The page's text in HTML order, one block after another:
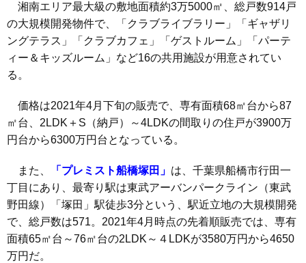
湘南エリア最大級の敷地面積約3万5000㎡、総戸数914戸
の大規模開発物件で、「クラブライブラリー」「ギャザリ
ングテラス」「クラブカフェ」「ゲストルーム」「パーテ
ィー＆キッズルーム」など16の共用施設が用意されてい
る。
価格は2021年4月下旬の販売で、専有面積68㎡台から87
㎡台、2LDK＋S（納戸）～4LDKの間取りの住戸が3900万
円台から6300万円台となっている。
また、 「プレミスト船橋塚田」 は、千葉県船橋市行田一
丁目にあり、最寄り駅は東武アーバンパークライン（東武
野田線）「塚田」駅徒歩3分という、駅近立地の大規模開発
で、総戸数は571。2021年4月時点の先着順販売では、専有
面積65㎡台～76㎡台の2LDK～４LDKが3580万円から4650
万円だ。